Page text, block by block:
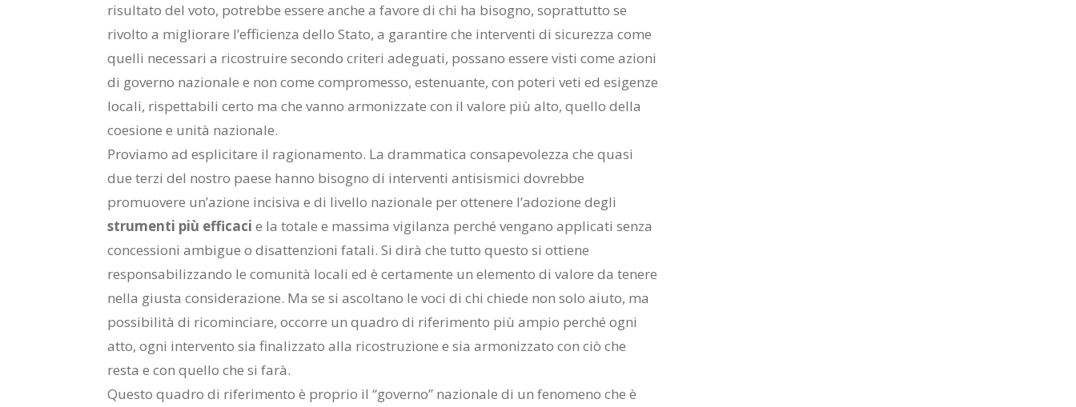
risultato del voto, potrebbe essere anche a favore di chi ha bisogno, soprattutto se
rivolto a migliorare l’efficienza dello Stato, a garantire che interventi di sicurezza come
quelli necessari a ricostruire secondo criteri adeguati, possano essere visti come azioni
di governo nazionale e non come compromesso, estenuante, con poteri veti ed esigenze
locali, rispettabili certo ma che vanno armonizzate con il valore più alto, quello della
coesione e unità nazionale.
Proviamo ad esplicitare il ragionamento. La drammatica consapevolezza che quasi
due terzi del nostro paese hanno bisogno di interventi antisismici dovrebbe
promuovere un’azione incisiva e di livello nazionale per ottenere l’adozione degli
strumenti più efficaci e la totale e massima vigilanza perché vengano applicati senza
concessioni ambigue o disattenzioni fatali. Si dirà che tutto questo si ottiene
responsabilizzando le comunità locali ed è certamente un elemento di valore da tenere
nella giusta considerazione. Ma se si ascoltano le voci di chi chiede non solo aiuto, ma
possibilità di ricominciare, occorre un quadro di riferimento più ampio perché ogni
atto, ogni intervento sia finalizzato alla ricostruzione e sia armonizzato con ciò che
resta e con quello che si farà.
Questo quadro di riferimento è proprio il “governo” nazionale di un fenomeno che è